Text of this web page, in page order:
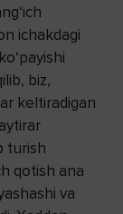
ichakdagi
biz,
keltiradigan
turish
qotish ana
va